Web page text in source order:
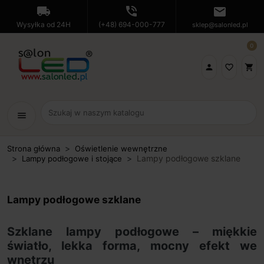
local_shipping
Wysyłka od 24H
phone_in_talk
(+48) 694-000-777
mail
sklep@salonled.pl
 favorite_border shopping_cart
0
menu
Strona główna
Oświetlenie wewnętrzne
Lampy podłogowe i stojące
Lampy podłogowe szklane
Lampy podłogowe szklane
Szklane lampy podłogowe – miękkie
światło, lekka forma, mocny efekt we
wnętrzu